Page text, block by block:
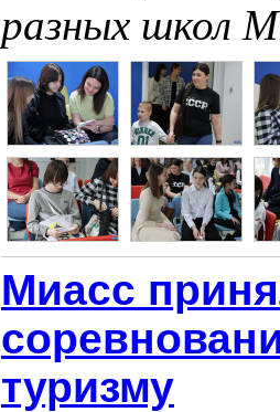
разных школ
Миасс
туризму